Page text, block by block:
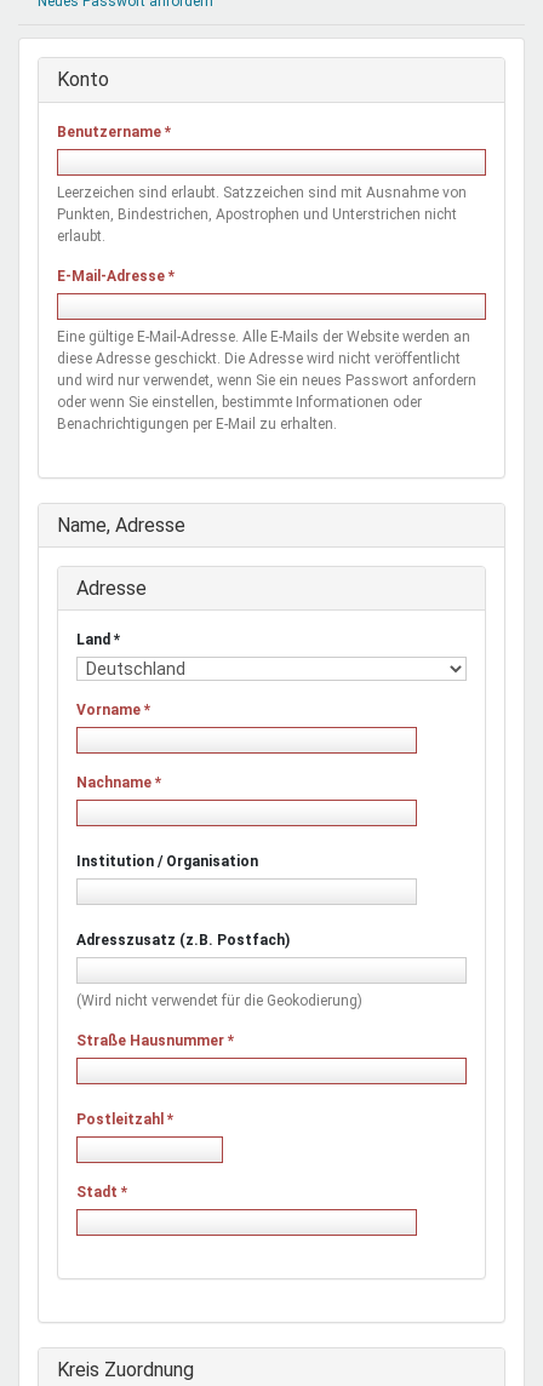
Schule & Beruf
Demokratie & Beteiligung
Konto
Benutzername *
Leerzeichen sind erlaubt. Satzzeichen sind mit Ausnahme von
Punkten, Bindestrichen, Apostrophen und Unterstrichen nicht
erlaubt.
E-Mail-Adresse *
Eine gültige E-Mail-Adresse. Alle E-Mails der Website werden an
diese Adresse geschickt. Die Adresse wird nicht veröffentlicht
und wird nur verwendet, wenn Sie ein neues Passwort anfordern
oder wenn Sie einstellen, bestimmte Informationen oder
Benachrichtigungen per E-Mail zu erhalten.
Ausblenden
Name, Adresse
Adresse
Land *
Vorname *
Nachname *
Institution / Organisation
Adresszusatz (z.B. Postfach)
(Wird nicht verwendet für die Geokodierung)
Straße Hausnummer *
Postleitzahl *
Stadt *
Ausblenden
Kreis Zuordnung